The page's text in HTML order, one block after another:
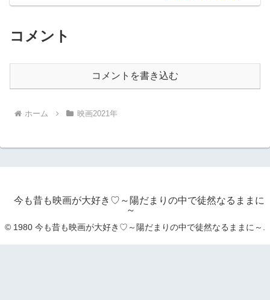
コメント
コメントを書き込む
ホーム 映画2021年
今も昔も映画が大好き♡～陽だまりの中で徒然なるままに
～
© 1980 今も昔も映画が大好き♡～陽だまりの中で徒然なるままに～.